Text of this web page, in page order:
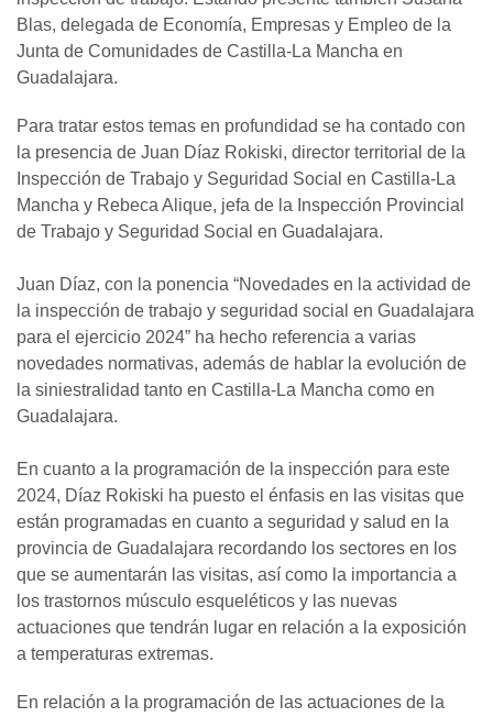
Blas, delegada de Economía, Empresas y Empleo de la
Junta de Comunidades de Castilla-La Mancha en
Guadalajara.
Para tratar estos temas en profundidad se ha contado con
la presencia de Juan Díaz Rokiski, director territorial de la
Inspección de Trabajo y Seguridad Social en Castilla-La
Mancha y Rebeca Alique, jefa de la Inspección Provincial
de Trabajo y Seguridad Social en Guadalajara.
Juan Díaz, con la ponencia “Novedades en la actividad de
la inspección de trabajo y seguridad social en Guadalajara
para el ejercicio 2024” ha hecho referencia a varias
novedades normativas, además de hablar la evolución de
la siniestralidad tanto en Castilla-La Mancha como en
Guadalajara.
En cuanto a la programación de la inspección para este
2024, Díaz Rokiski ha puesto el énfasis en las visitas que
están programadas en cuanto a seguridad y salud en la
provincia de Guadalajara recordando los sectores en los
que se aumentarán las visitas, así como la importancia a
los trastornos músculo esqueléticos y las nuevas
actuaciones que tendrán lugar en relación a la exposición
a temperaturas extremas.
En relación a la programación de las actuaciones de la